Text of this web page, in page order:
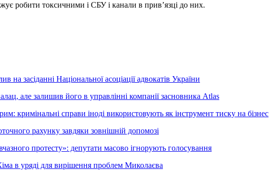
робити токсичними і СБУ і канали в прив’язці до них.
засіданні Національної асоціації адвокатів України
але залишив його в управлінні компанії засновника Atlas
кримінальні справи іноді використовують як інструмент тиску на бізнес
рахунку завдяки зовнішній допомозі
протесту»: депутати масово ігнорують голосування
в уряді для вирішення проблем Миколаєва